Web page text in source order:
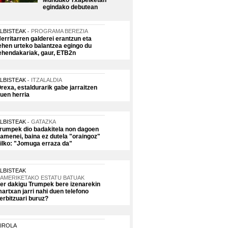
egindako debutean
PROGRAMA BEREZIA
galderei erantzun eta
urteko balantzea egingo du
gaur, ETB2n
ITZALALDIA
estaldurarik gabe jarraitzen
herria
GATAZKA
dio badakitela non dagoen
baina ez dutela "oraingoz"
"Jomuga erraza da"
AMERIKETAKO ESTATU BATUAK
dakigu Trumpek bere izenarekin
jarri nahi duen telefono
buruz?